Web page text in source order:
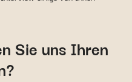
Sie uns Ihren